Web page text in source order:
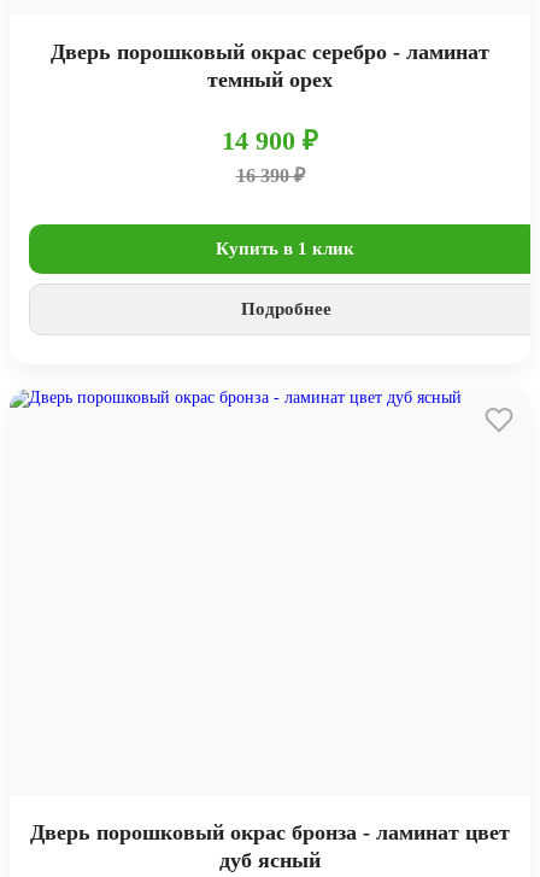
Дверь порошковый окрас серебро - ламинат
темный орех
14 900 ₽
16 390 ₽
Купить в 1 клик
Подробнее
Дверь порошковый окрас бронза - ламинат цвет
дуб ясный